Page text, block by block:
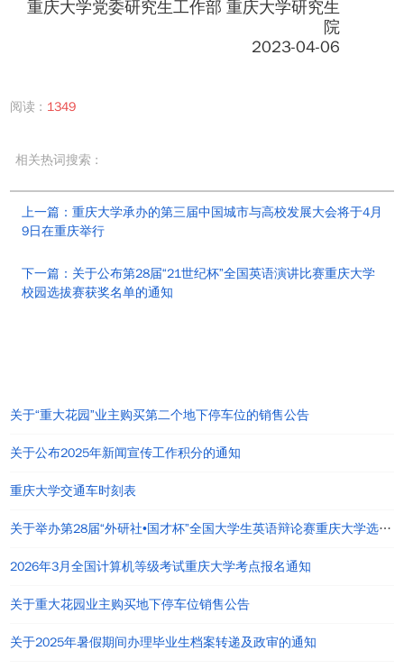
重庆大学党委研究生工作部 重庆大学研究生
院
2023-04-06
阅读 : 1349
相关热词搜索 :
上一篇：重庆大学承办的第三届中国城市与高校发展大会将于4月
9日在重庆举行
下一篇：关于公布第28届“21世纪杯”全国英语演讲比赛重庆大学
校园选拔赛获奖名单的通知
关于“重大花园”业主购买第二个地下停车位的销售公告
关于公布2025年新闻宣传工作积分的通知
重庆大学交通车时刻表
关于举办第28届“外研社•国才杯”全国大学生英语辩论赛重庆大学选拔赛的通知
2026年3月全国计算机等级考试重庆大学考点报名通知
关于重大花园业主购买地下停车位销售公告
关于2025年暑假期间办理毕业生档案转递及政审的通知